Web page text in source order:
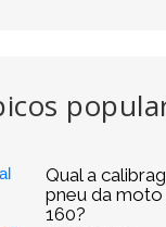
Qual a
pneu da
160?